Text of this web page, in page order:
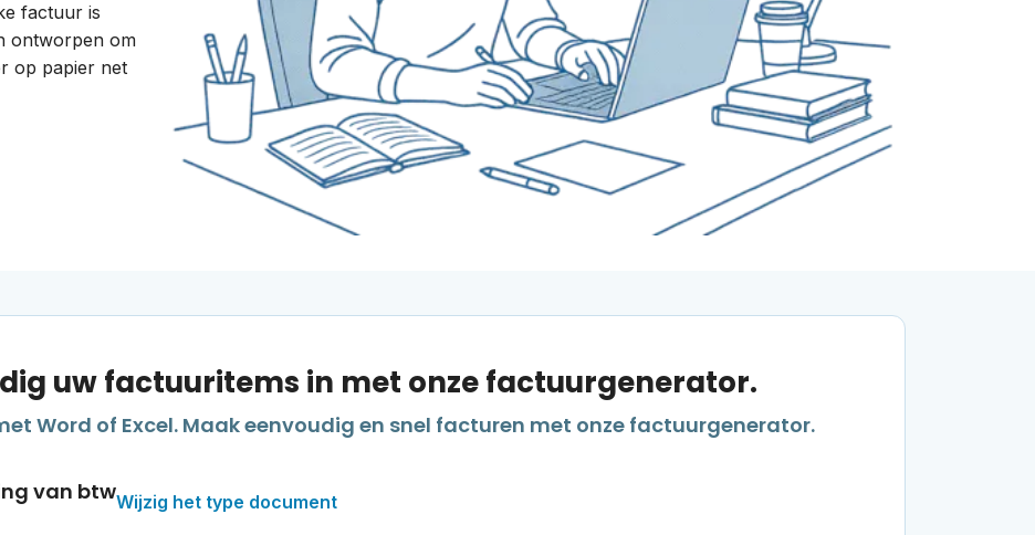
factuur is
ontworpen om
op papier net
uw factuuritems in met onze factuurgenerator.
Word of Excel. Maak eenvoudig en snel facturen met onze factuurgenerator.
van btwWijzig het type document